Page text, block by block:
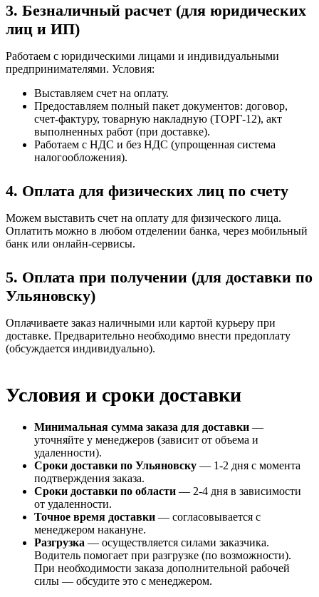
3. Безналичный расчет (для юридических
лиц и ИП)
Работаем с юридическими лицами и индивидуальными
предпринимателями. Условия:
Выставляем счет на оплату.
Предоставляем полный пакет документов: договор,
счет-фактуру, товарную накладную (ТОРГ-12), акт
выполненных работ (при доставке).
Работаем с НДС и без НДС (упрощенная система
налогообложения).
4. Оплата для физических лиц по счету
Можем выставить счет на оплату для физического лица.
Оплатить можно в любом отделении банка, через мобильный
банк или онлайн-сервисы.
5. Оплата при получении (для доставки по
Ульяновску)
Оплачиваете заказ наличными или картой курьеру при
доставке. Предварительно необходимо внести предоплату
(обсуждается индивидуально).
Условия и сроки доставки
Минимальная сумма заказа для доставки —
уточняйте у менеджеров (зависит от объема и
удаленности).
Сроки доставки по Ульяновску — 1-2 дня с момента
подтверждения заказа.
Сроки доставки по области — 2-4 дня в зависимости
от удаленности.
Точное время доставки — согласовывается с
менеджером накануне.
Разгрузка — осуществляется силами заказчика.
Водитель помогает при разгрузке (по возможности).
При необходимости заказа дополнительной рабочей
силы — обсудите это с менеджером.